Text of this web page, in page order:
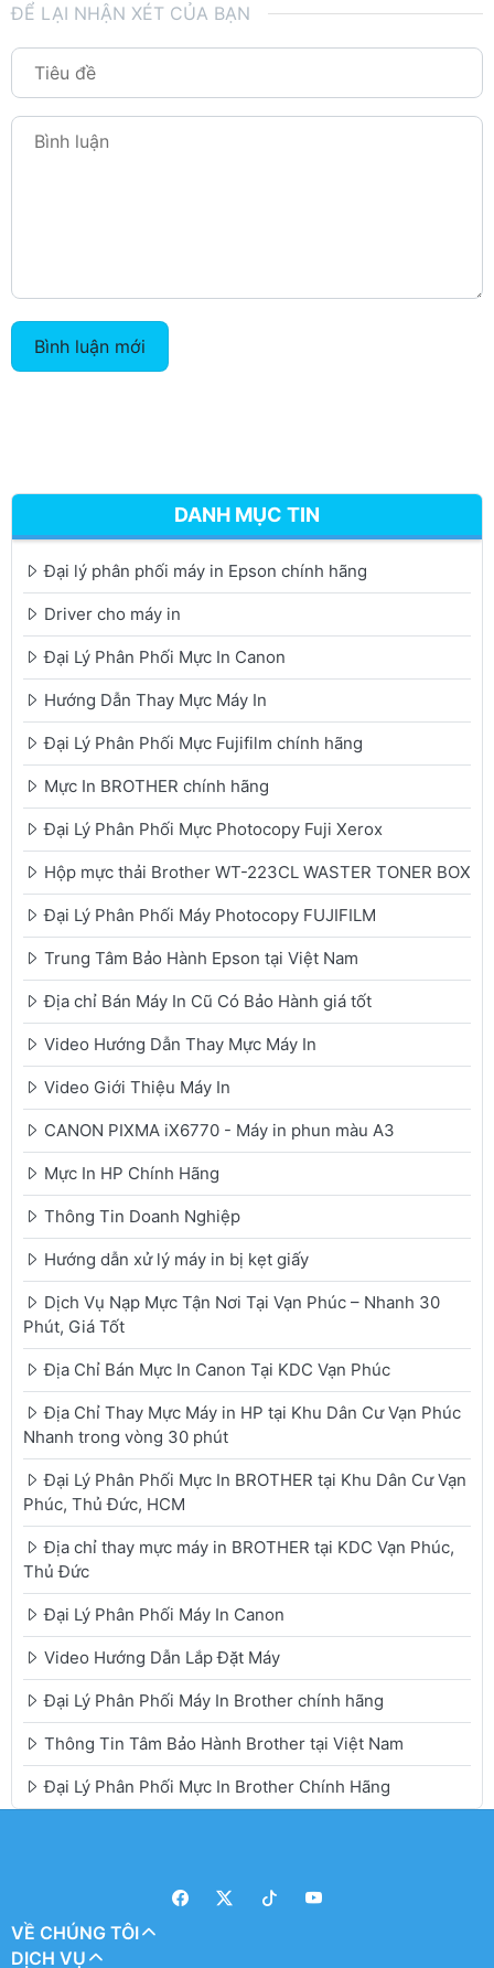
ĐỂ LẠI NHẬN XÉT CỦA BẠN
Bình luận mới
DANH MỤC TIN
Đại lý phân phối máy in Epson chính hãng
Driver cho máy in
Đại Lý Phân Phối Mực In Canon
Hướng Dẫn Thay Mực Máy In
Đại Lý Phân Phối Mực Fujifilm chính hãng
Mực In BROTHER chính hãng
Đại Lý Phân Phối Mực Photocopy Fuji Xerox
Hộp mực thải Brother WT-223CL WASTER TONER BOX
Đại Lý Phân Phối Máy Photocopy FUJIFILM
Trung Tâm Bảo Hành Epson tại Việt Nam
Địa chỉ Bán Máy In Cũ Có Bảo Hành giá tốt
Video Hướng Dẫn Thay Mực Máy In
Video Giới Thiệu Máy In
CANON PIXMA iX6770 - Máy in phun màu A3
Mực In HP Chính Hãng
Thông Tin Doanh Nghiệp
Hướng dẫn xử lý máy in bị kẹt giấy
Dịch Vụ Nạp Mực Tận Nơi Tại Vạn Phúc – Nhanh 30
Phút, Giá Tốt
Địa Chỉ Bán Mực In Canon Tại KDC Vạn Phúc
Địa Chỉ Thay Mực Máy in HP tại Khu Dân Cư Vạn Phúc
Nhanh trong vòng 30 phút
Đại Lý Phân Phối Mực In BROTHER tại Khu Dân Cư Vạn
Phúc, Thủ Đức, HCM
Địa chỉ thay mực máy in BROTHER tại KDC Vạn Phúc,
Thủ Đức
Đại Lý Phân Phối Máy In Canon
Video Hướng Dẫn Lắp Đặt Máy
Đại Lý Phân Phối Máy In Brother chính hãng
Thông Tin Tâm Bảo Hành Brother tại Việt Nam
Đại Lý Phân Phối Mực In Brother Chính Hãng
VỀ CHÚNG TÔI
DỊCH VỤ